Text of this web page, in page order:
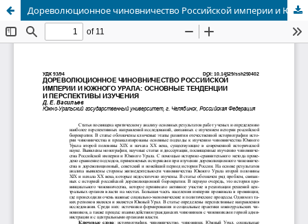
Дореволюционное чиновничество Российской империи и Южного Урала: основные тенденции и перспективы изучения